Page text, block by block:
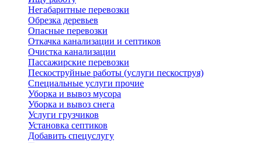
Негабаритные перевозки
Обрезка деревьев
Опасные перевозки
Откачка канализации и септиков
Очистка канализации
Пассажирские перевозки
Пескоструйные работы (услуги пескоструя)
Специальные услуги прочие
Уборка и вывоз мусора
Уборка и вывоз снега
Услуги грузчиков
Установка септиков
Добавить спецуслугу